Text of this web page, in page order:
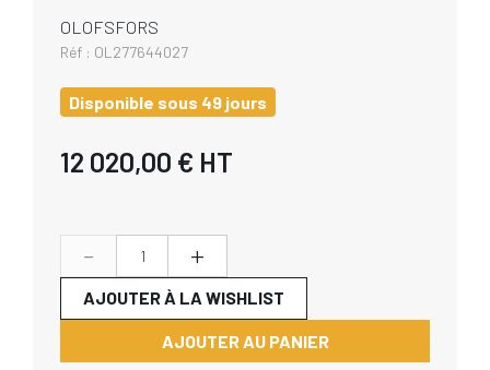
OLOFSFORS
Réf : OL277644027
Disponible sous 49 jours
12 020,00 € HT
- +
AJOUTER AU PANIER
AJOUTER À LA WISHLIST